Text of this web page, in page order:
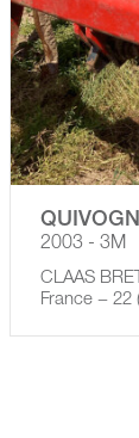
2003 - 3M
CLAAS
France − 22